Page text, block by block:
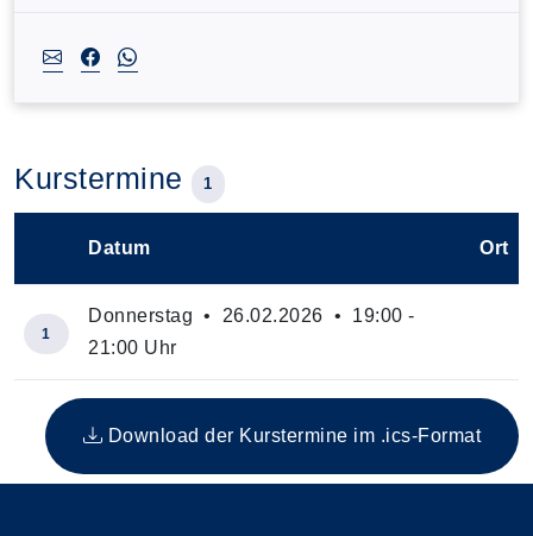
Kurstermine 1
Insgesamt gibt es 1 Termine zum diesen Kurs
Datum Ort
1
Donnerstag • 26.02.2026 • 19:00 -
21:00 Uhr
Download der Kurstermine im .ics-Format